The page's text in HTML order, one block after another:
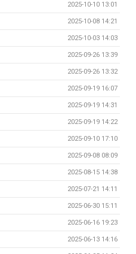
2025-10-10 13:01
2025-10-08 14:21
2025-10-03 14:03
2025-09-26 13:39
2025-09-26 13:32
2025-09-19 16:07
2025-09-19 14:31
2025-09-19 14:22
2025-09-10 17:10
2025-09-08 08:09
2025-08-15 14:38
2025-07-21 14:11
2025-06-30 15:11
2025-06-16 19:23
2025-06-13 14:16